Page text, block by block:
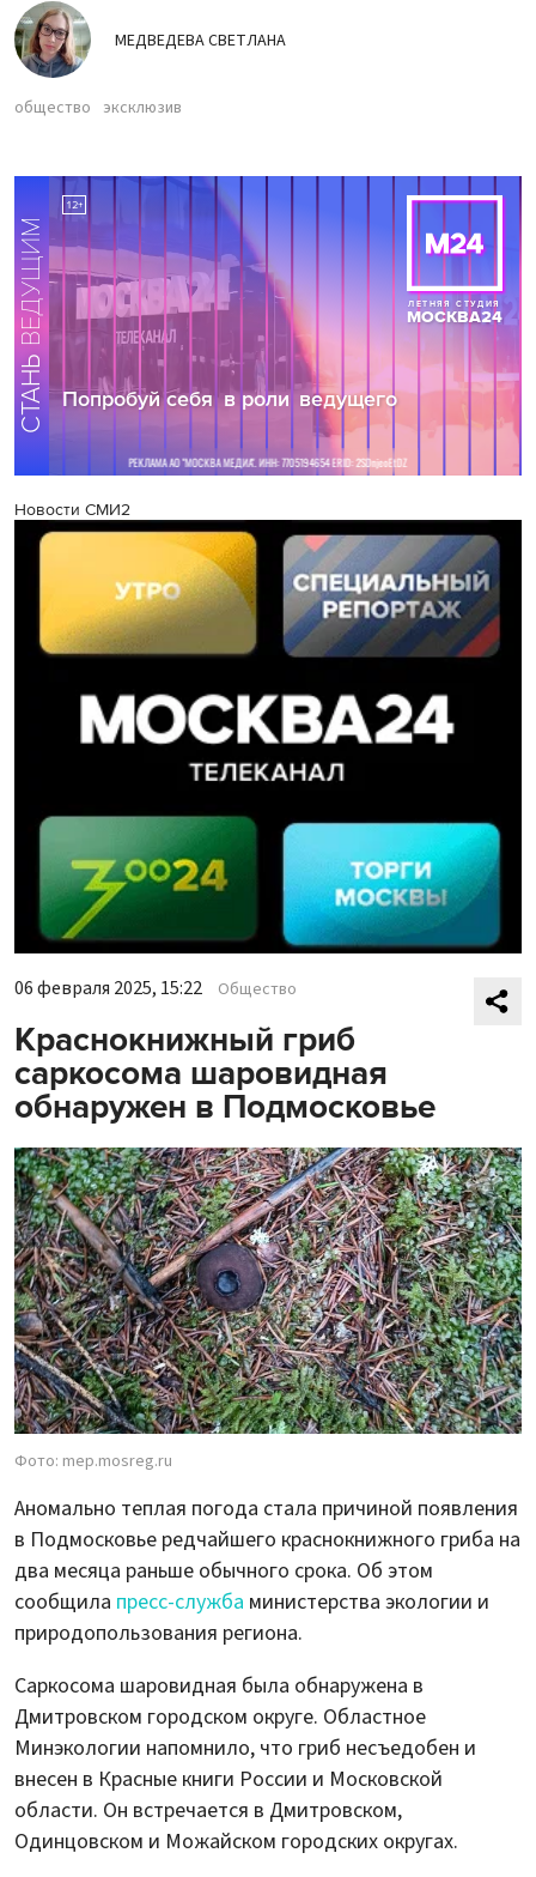
МЕДВЕДЕВА СВЕТЛАНА
общество эксклюзив
Новости СМИ2
06 февраля 2025, 15:22 Общество
Краснокнижный гриб
саркосома шаровидная
обнаружен в Подмосковье
Фото: mep.mosreg.ru
Аномально теплая погода стала причиной появления
в Подмосковье редчайшего краснокнижного гриба на
два месяца раньше обычного срока. Об этом
сообщила пресс-служба министерства экологии и
природопользования региона.
Саркосома шаровидная была обнаружена в
Дмитровском городском округе. Областное
Минэкологии напомнило, что гриб несъедобен и
внесен в Красные книги России и Московской
области. Он встречается в Дмитровском,
Одинцовском и Можайском городских округах.